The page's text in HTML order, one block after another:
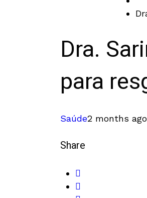
Dra.
para
Saúde2 months ago
Share